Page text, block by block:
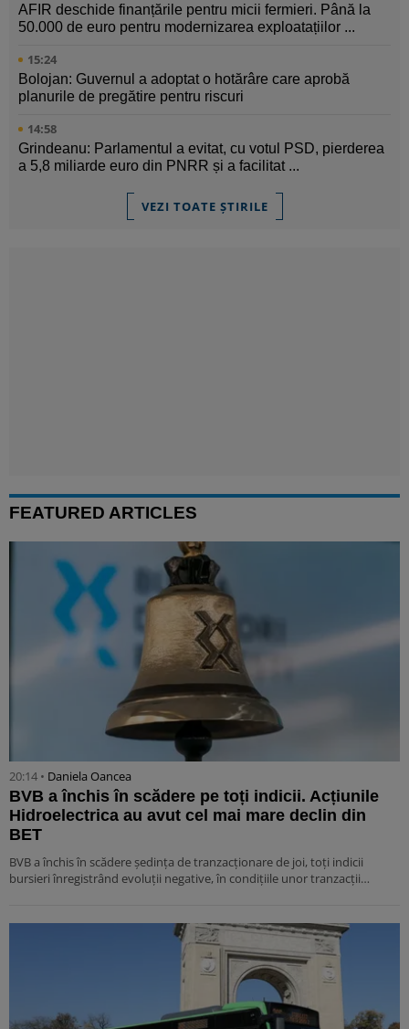
AFIR deschide finanțările pentru micii fermieri. Până la
50.000 de euro pentru modernizarea exploatațiilor ...
15:24
Bolojan: Guvernul a adoptat o hotărâre care aprobă
planurile de pregătire pentru riscuri
14:58
Grindeanu: Parlamentul a evitat, cu votul PSD, pierderea
a 5,8 miliarde euro din PNRR și a facilitat ...
VEZI TOATE ȘTIRILE
FEATURED ARTICLES
20:14 • Daniela Oancea
BVB a închis în scădere pe toți indicii. Acțiunile
Hidroelectrica au avut cel mai mare declin din
BET
BVB a închis în scădere ședința de tranzacționare de joi, toți indicii
bursieri înregistrând evoluții negative, în condițiile unor tranzacții…